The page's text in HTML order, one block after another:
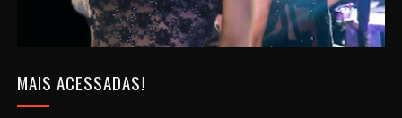
MAIS ACESSADAS!